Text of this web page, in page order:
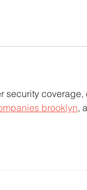
security
brooklyn,